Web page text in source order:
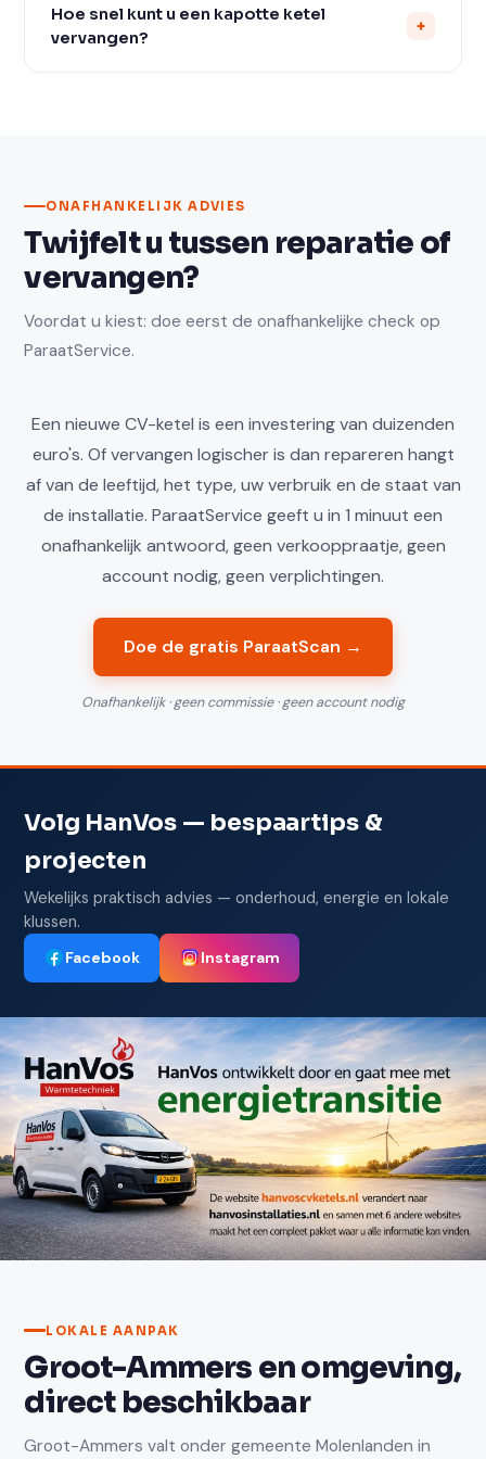
Vaillant. Intergas is onze favoriet vanwege de
bewezen betrouwbaarheid en lage
Hoe snel kunt u een kapotte ketel
vervangen?
+
ONAFHANKELIJK ADVIES
Twijfelt u tussen reparatie of
vervangen?
Voordat u kiest: doe eerst de onafhankelijke check op
ParaatService.
Een nieuwe CV-ketel is een investering van duizenden
euro's. Of vervangen logischer is dan repareren hangt
af van de leeftijd, het type, uw verbruik en de staat van
de installatie. ParaatService geeft u in 1 minuut een
onafhankelijk antwoord, geen verkooppraatje, geen
account nodig, geen verplichtingen.
Doe de gratis ParaatScan →
Onafhankelijk · geen commissie · geen account nodig
Volg HanVos — bespaartips &
projecten
Wekelijks praktisch advies — onderhoud, energie en lokale
klussen.
Facebook Instagram
LOKALE AANPAK
Groot-Ammers en omgeving,
direct beschikbaar
Groot-Ammers valt onder gemeente Molenlanden in